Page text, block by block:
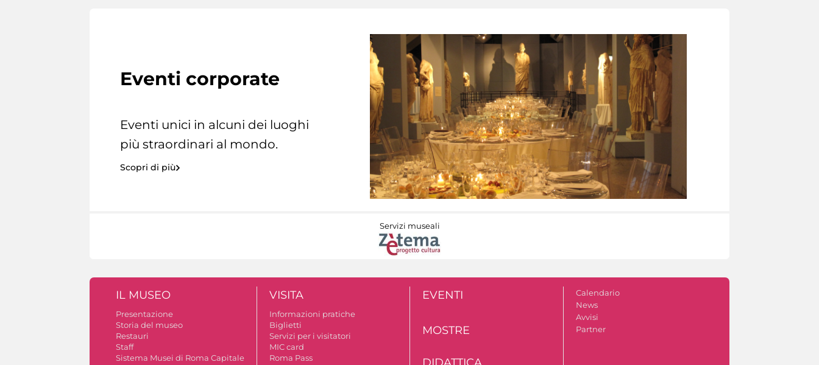
Eventi corporate
Eventi unici in alcuni dei luoghi
più straordinari al mondo.
Scopri di più
Servizi museali
IL MUSEO
Presentazione
Storia del museo
Restauri
Staff
Sistema Musei di Roma Capitale
VISITA
Informazioni pratiche
Biglietti
Servizi per i visitatori
MIC card
Roma Pass
EVENTI
MOSTRE
Calendario
News
Avvisi
Partner